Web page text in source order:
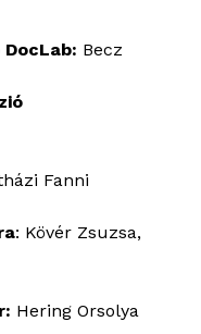
Becz
Fanni
: Kövér Zsuzsa,
Hering Orsolya